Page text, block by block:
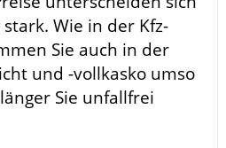
Wie in der Kfz-
Sie auch in der
und -vollkasko umso
Sie unfallfrei